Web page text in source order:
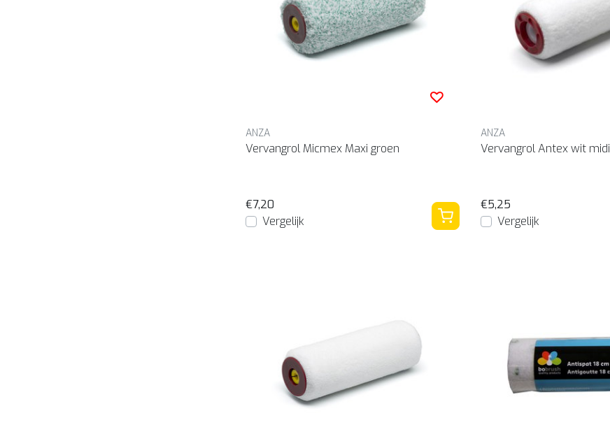
ANZA
Vervangrol Micmex Maxi groen
€7,20
Vergelijk
ANZA
Vervangrol Antex wit midi
€5,25
Vergelijk